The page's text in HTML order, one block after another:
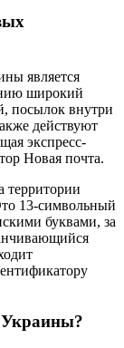
является
широкий
посылок внутри
действуют
экспресс-
Новая почта.
территории
13-символьный
буквами, за
Украины?